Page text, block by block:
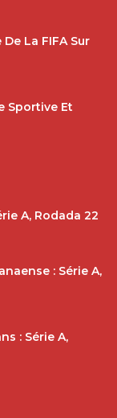
La FIFA Sur
Sportive Et
A, Rodada 22
: Série A,
: Série A,